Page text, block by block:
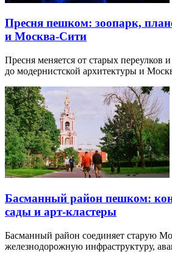
Пресня пешком: зоопарк,
и Москва-Сити
Пресня меняется от старых переулков
до модернистской архитектуры и
Басманный район пешком:
сады и арт-кластеры
Басманный район соединяет старую
железнодорожную инфраструктуру,